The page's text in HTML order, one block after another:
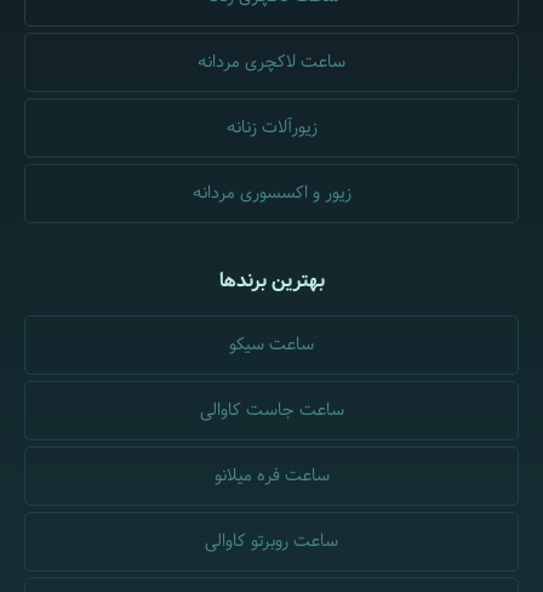
ساعت لاکچری مردانه
زیورآلات زنانه
زیور و اکسسوری مردانه
بهترین برندها
ساعت سیکو
ساعت جاست کاوالی
ساعت فره میلانو
ساعت روبرتو کاوالی